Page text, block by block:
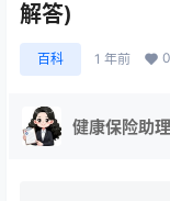
解答)
百科 1 年前 0
健康保险助理